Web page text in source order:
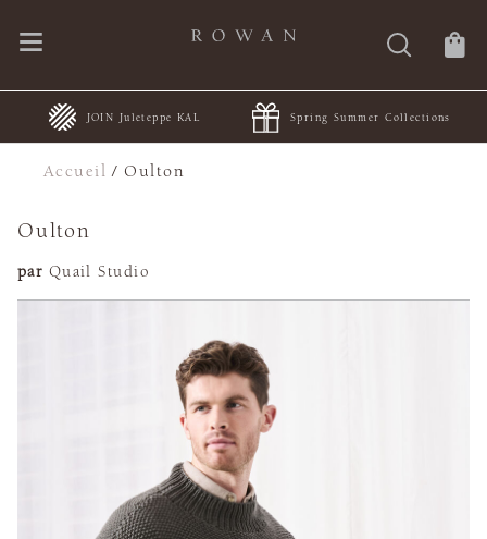
JOIN Juleteppe KAL Spring Summer Collections
Accueil /Oulton
Oulton
par Quail Studio